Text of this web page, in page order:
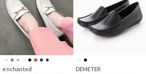
enchanted DEMETER